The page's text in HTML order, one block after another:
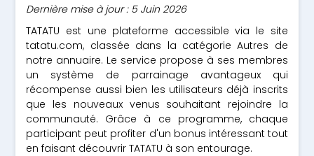
Dernière mise à jour : 5 Juin 2026
TATATU est une plateforme accessible via le site
tatatu.com, classée dans la catégorie Autres de
notre annuaire. Le service propose à ses membres
un système de parrainage avantageux qui
récompense aussi bien les utilisateurs déjà inscrits
que les nouveaux venus souhaitant rejoindre la
communauté. Grâce à ce programme, chaque
participant peut profiter d'un bonus intéressant tout
en faisant découvrir TATATU à son entourage.